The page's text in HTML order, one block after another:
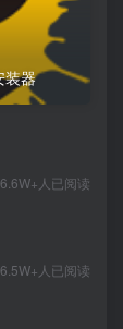
装器
6.6W+人已阅读
6.5W+人已阅读